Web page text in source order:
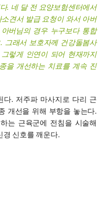
. 네 달 전 요양보험센터에서
견서 발급 요청이 와서 아버
버님의 경우 누구보다 통합
그래서 보호자께 건강돌봄사
렇게 인연이 되어 현재까지
을 개선하는 치료를 계속 진
다. 저주파 마사지로 다리 근
개선을 위해 부항을 놓는다.
는 근육군에 전침을 시술해
경 신호를 깨운다.